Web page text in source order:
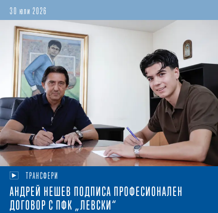
30 юли 2026
ТРАНСФЕРИ
АНДРЕЙ НЕШЕВ ПОДПИСА ПРОФЕСИОНАЛЕН
ДОГОВОР С ПФК „ЛЕВСКИ“